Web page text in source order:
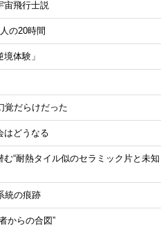
宙飛行士説
の20時間
体験」
覚だらけだった
はどうなる
“耐熱タイル似のセラミック片と未知
統の痕跡
からの合図”